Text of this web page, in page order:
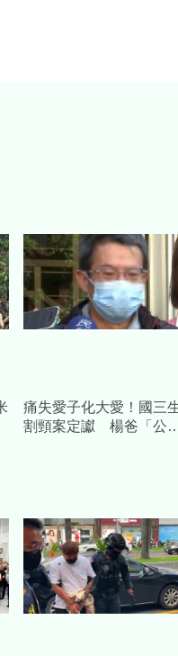
痛失愛子化大愛！國三
割頸案定讞 楊爸「公